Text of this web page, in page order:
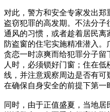
对此，警方和安全专家发出
盗窃犯罪的高发期。不法分子
通风的习惯，或者趁着居民
防盗窗的住宅实施精准潜入
贪恋一时凉爽而给犯罪分子
人时，必须锁好门窗；住在
线，并注意观察周边是否有
在确保自身安全的前提下第一
同时，由于正值盛夏，当地